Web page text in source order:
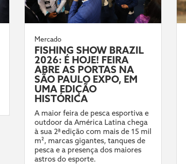
Mercado
FISHING SHOW BRAZIL
2026: É HOJE! FEIRA
ABRE AS PORTAS NA
SÃO PAULO EXPO, EM
UMA EDIÇÃO
HISTÓRICA
A maior feira de pesca esportiva e
outdoor da América Latina chega
à sua 2ª edição com mais de 15 mil
m², marcas gigantes, tanques de
pesca e a presença dos maiores
astros do esporte.